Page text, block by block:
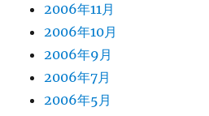
2006年11月
2006年10月
2006年9月
2006年7月
2006年5月